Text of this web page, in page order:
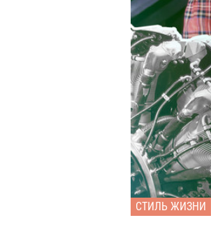
СТИЛЬ ЖИЗНИ